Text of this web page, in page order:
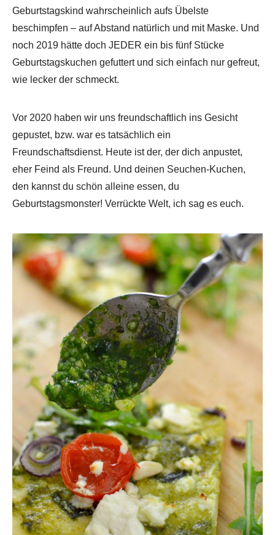
Geburtstagskind wahrscheinlich aufs Übelste
beschimpfen – auf Abstand natürlich und mit Maske. Und
noch 2019 hätte doch JEDER ein bis fünf Stücke
Geburtstagskuchen gefuttert und sich einfach nur gefreut,
wie lecker der schmeckt.
Vor 2020 haben wir uns freundschaftlich ins Gesicht
gepustet, bzw. war es tatsächlich ein
Freundschaftsdienst. Heute ist der, der dich anpustet,
eher Feind als Freund. Und deinen Seuchen-Kuchen,
den kannst du schön alleine essen, du
Geburtstagsmonster! Verrückte Welt, ich sag es euch.